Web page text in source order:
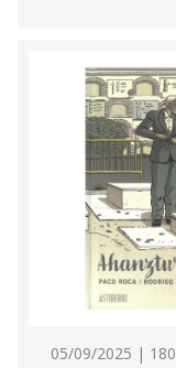
05/09/2025 | 180